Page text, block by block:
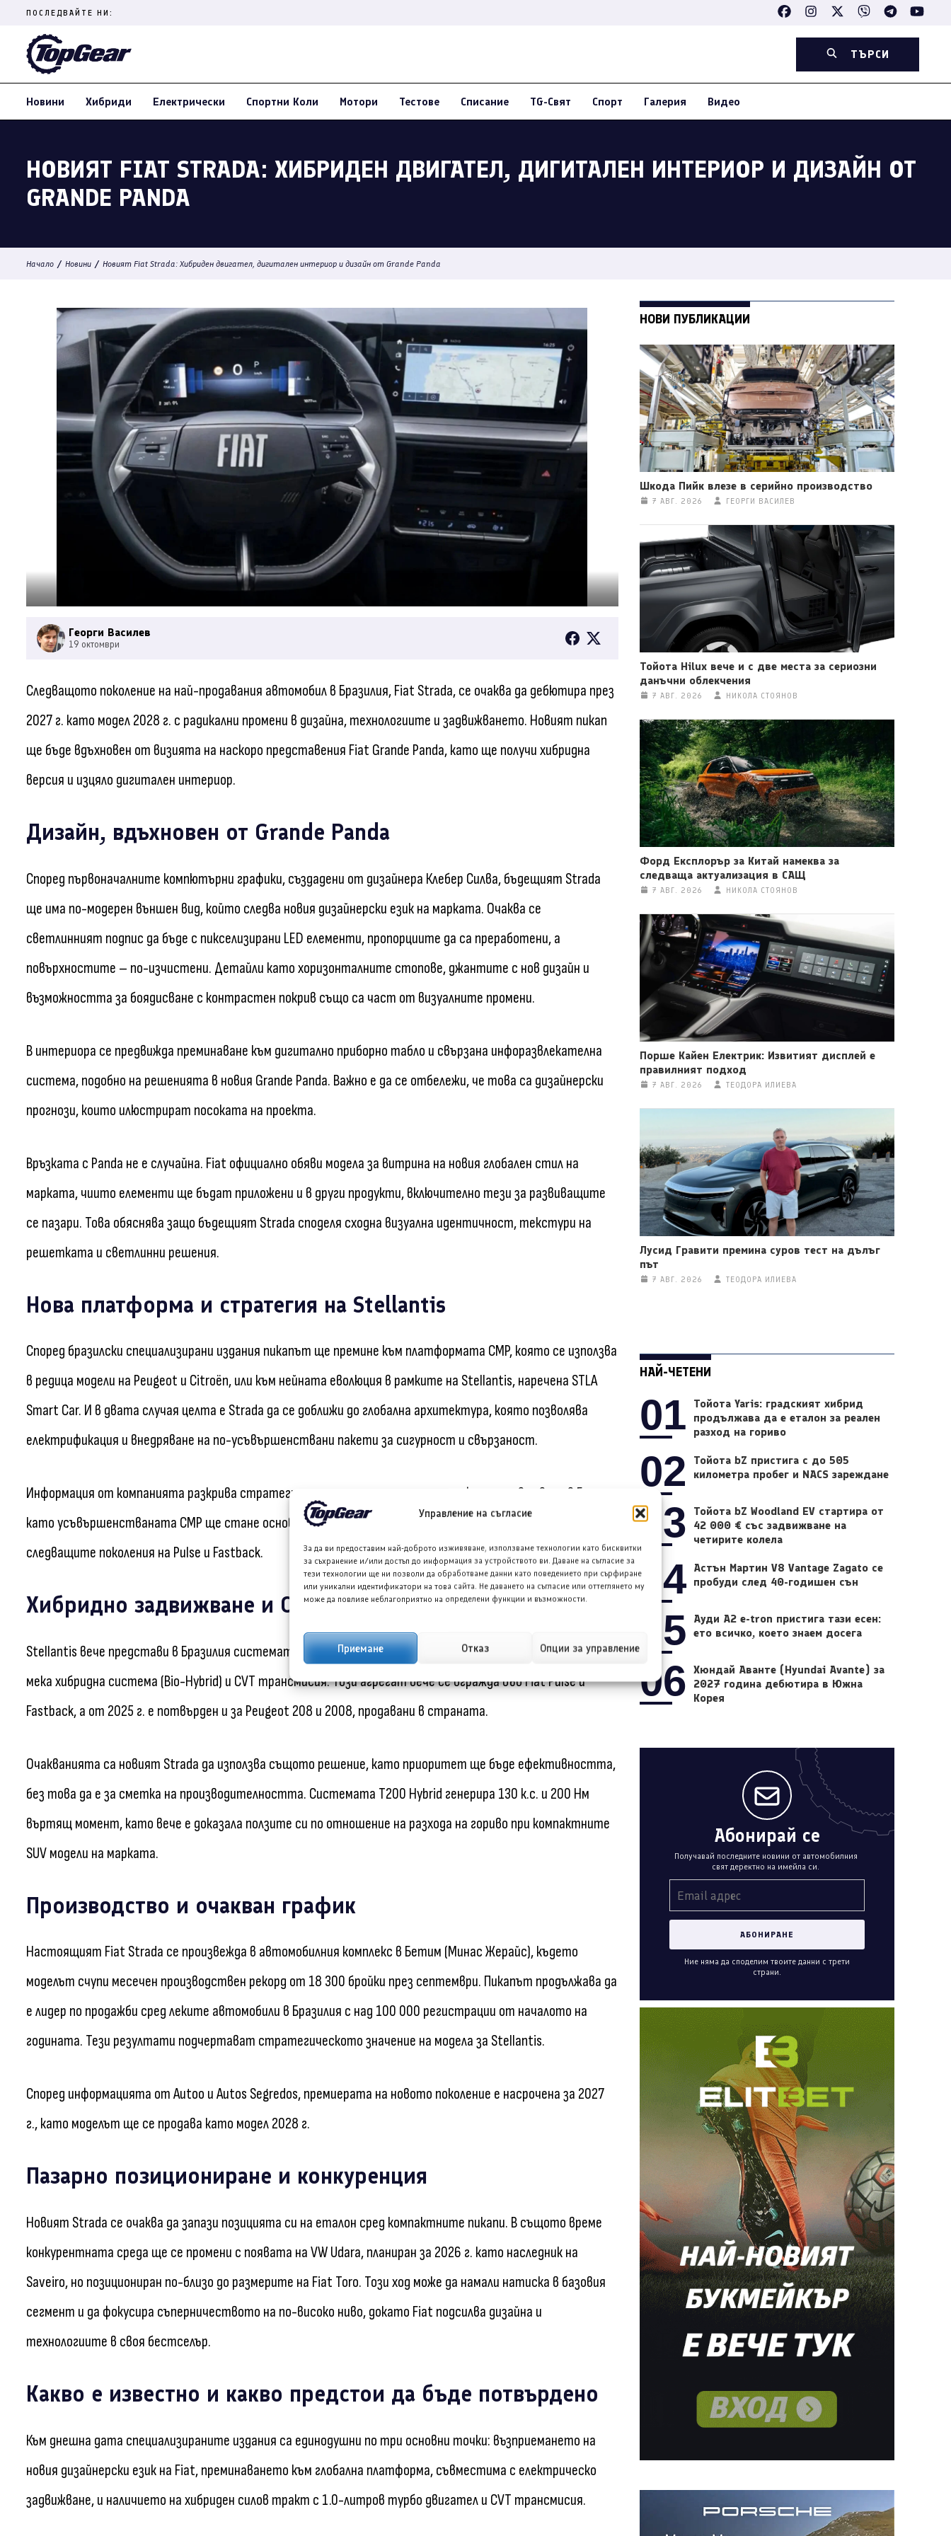
Управление на съгласие
За да ви предоставим най-доброто изживяване, използваме технологии като бисквитки
за съхранение и/или достъп до информация за устройството ви. Даване на съгласие за
тези технологии ще ни позволи да обработваме данни като поведението при сърфиране
или уникални идентификатори на това сайта. Не даването на съгласие или оттеглянето му
може да повлияе неблагоприятно на определени функции и възможности.
Приемане Отказ Опции за управление
content
(Press
ПОСЛЕДВАЙТЕ НИ:
ТЪРСИ
Новини Хибриди Електрически Спортни Коли Мотори Тестове Списание TG-Свят Спорт Галерия Видео
НОВИЯТ FIAT STRADA: ХИБРИДЕН ДВИГАТЕЛ, ДИГИТАЛЕН ИНТЕРИОР И ДИЗАЙН ОТ
GRANDE PANDA
Начало / Новини / Новият Fiat Strada: Хибриден двигател, дигитален интериор и дизайн от Grande Panda
Георги Василев
19 октомври
Следващото поколение на най-продавания автомобил в Бразилия, Fiat Strada, се очаква да дебютира през
2027 г. като модел 2028 г. с радикални промени в дизайна, технологиите и задвижването. Новият пикап
ще бъде вдъхновен от визията на наскоро представения Fiat Grande Panda, като ще получи хибридна
версия и изцяло дигитален интериор.
Дизайн, вдъхновен от Grande Panda
Според първоначалните компютърни графики, създадени от дизайнера Клебер Силва, бъдещият Strada
ще има по-модерен външен вид, който следва новия дизайнерски език на марката. Очаква се
светлинният подпис да бъде с пикселизирани LED елементи, пропорциите да са преработени, а
повърхностите – по-изчистени. Детайли като хоризонталните стопове, джантите с нов дизайн и
възможността за боядисване с контрастен покрив също са част от визуалните промени.
В интериора се предвижда преминаване към дигитално приборно табло и свързана инфоразвлекателна
система, подобно на решенията в новия Grande Panda. Важно е да се отбележи, че това са дизайнерски
прогнози, които илюстрират посоката на проекта.
Връзката с Panda не е случайна. Fiat официално обяви модела за витрина на новия глобален стил на
марката, чиито елементи ще бъдат приложени и в други продукти, включително тези за развиващите
се пазари. Това обяснява защо бъдещият Strada споделя сходна визуална идентичност, текстури на
решетката и светлинни решения.
Нова платформа и стратегия на Stellantis
Според бразилски специализирани издания пикапът ще премине към платформата CMP, която се използва
в редица модели на Peugeot и Citroën, или към нейната еволюция в рамките на Stellantis, наречена STLA
Smart Car. И в двата случая целта е Strada да се доближи до глобална архитектура, която позволява
електрификация и внедряване на по-усъвършенствани пакети за сигурност и свързаност.
Информация от компанията разкрива стратегия за стандартизация на платформите в завода в Бетим,
като усъвършенстваната CMP ще стане основа за местните компактни модели като новото Argo и
следващите поколения на Pulse и Fastback.
Хибридно задвижване и CVT трансмисия
Stellantis вече представи в Бразилия системата T200 Hybrid. Тя съчетава 1.0-литров турбо двигател с
мека хибридна система (Bio-Hybrid) и CVT трансмисия. Този агрегат вече се вгражда във Fiat Pulse и
Fastback, а от 2025 г. е потвърден и за Peugeot 208 и 2008, продавани в страната.
Очакванията са новият Strada да използва същото решение, като приоритет ще бъде ефективността,
без това да е за сметка на производителността. Системата T200 Hybrid генерира 130 к.с. и 200 Нм
въртящ момент, като вече е доказала ползите си по отношение на разхода на гориво при компактните
SUV модели на марката.
Производство и очакван график
Настоящият Fiat Strada се произвежда в автомобилния комплекс в Бетим (Минас Жерайс), където
моделът счупи месечен производствен рекорд от 18 300 бройки през септември. Пикапът продължава да
е лидер по продажби сред леките автомобили в Бразилия с над 100 000 регистрации от началото на
годината. Тези резултати подчертават стратегическото значение на модела за Stellantis.
Според информацията от Autoo и Autos Segredos, премиерата на новото поколение е насрочена за 2027
г., като моделът ще се продава като модел 2028 г.
Пазарно позициониране и конкуренция
Новият Strada се очаква да запази позицията си на еталон сред компактните пикапи. В същото време
конкурентната среда ще се промени с появата на VW Udara, планиран за 2026 г. като наследник на
Saveiro, но позициониран по-близо до размерите на Fiat Toro. Този ход може да намали натиска в базовия
сегмент и да фокусира съперничеството на по-високо ниво, докато Fiat подсилва дизайна и
технологиите в своя бестселър.
Какво е известно и какво предстои да бъде потвърдено
Към днешна дата специализираните издания са единодушни по три основни точки: възприемането на
новия дизайнерски език на Fiat, преминаването към глобална платформа, съвместима с електрическо
задвижване, и наличието на хибриден силов тракт с 1.0-литров турбо двигател и CVT трансмисия.
НОВИ ПУБЛИКАЦИИ
Шкода Пийк влезе в серийно производство
7 АВГ. 2026 ГЕОРГИ ВАСИЛЕВ
Тойота Hilux вече и с две места за сериозни
данъчни облекчения
7 АВГ. 2026 НИКОЛА СТОЯНОВ
Форд Експлорър за Китай намеква за
следваща актуализация в САЩ
7 АВГ. 2026 НИКОЛА СТОЯНОВ
Порше Кайен Електрик: Извитият дисплей е
правилният подход
7 АВГ. 2026 ТЕОДОРА ИЛИЕВА
Лусид Гравити премина суров тест на дълъг
път
7 АВГ. 2026 ТЕОДОРА ИЛИЕВА
НАЙ-ЧЕТЕНИ
01
Тойота Yaris: градският хибрид
продължава да е еталон за реален
разход на гориво
02
Тойота bZ пристига с до 505
километра пробег и NACS зареждане
03
Тойота bZ Woodland EV стартира от
42 000 € със задвижване на
четирите колела
04 Астън Мартин V8 Vantage Zagato се
пробуди след 40-годишен сън
05
Ауди A2 e-tron пристига тази есен:
ето всичко, което знаем досега
06 Хюндай Аванте (Hyundai Avante) за
2027 година дебютира в Южна
Корея
Абонирай се
Получавай последните новини от автомобилния
свят деректно на имейла си.
Ние няма да споделим твоите данни с трети
страни.